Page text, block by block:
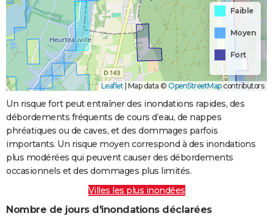
Faible
Moyen
Fort
Leaflet | Map data © OpenStreetMapcontributors
Un risque fort peut entraîner des inondations rapides, des
débordements fréquents de cours d’eau, de nappes
phréatiques ou de caves, et des dommages parfois
importants. Un risque moyen correspond à des inondations
plus modérées qui peuvent causer des débordements
occasionnels et des dommages plus limités.
Villes les plus inondées
Nombre de jours d'inondations déclarées